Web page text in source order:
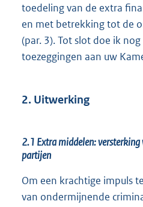
toedeling van de extra
en met betrekking tot de
(par. 3). Tot slot doe ik
toezeggingen aan uw
2. Uitwerking
2.1 Extra middelen: versterking
partijen
Om een krachtige impuls
van ondermijnende